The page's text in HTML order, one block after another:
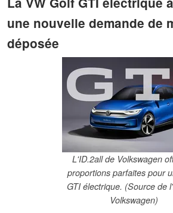
une nouvelle demande de
déposée
L'ID.2all de Volkswagen
proportions parfaites pour
GTI électrique. (Source de
Volkswagen)